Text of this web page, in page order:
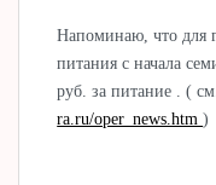
Напоминаю, что для
питания с начала
руб. за питание . (
ra.ru/oper_news.htm)